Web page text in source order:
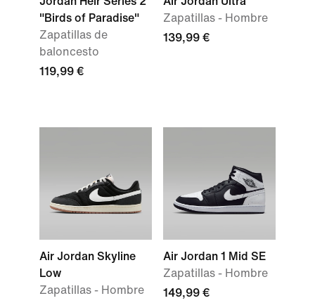
"Birds of Paradise"
Zapatillas de
baloncesto
119,99 €
Zapatillas - Hombre
139,99 €
Air Jordan Skyline
Low
Zapatillas - Hombre
Air Jordan 1 Mid SE
Zapatillas - Hombre
149,99 €